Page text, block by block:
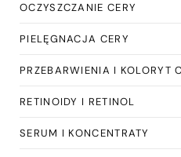
OCZYSZCZANIE CERY
PIELĘGNACJA CERY
PRZEBARWIENIA I KOLORYT
RETINOIDY I RETINOL
SERUM I KONCENTRATY